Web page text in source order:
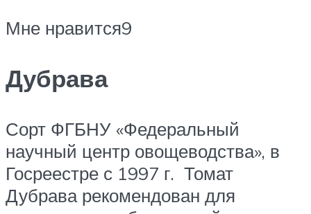
Мне нравится9
Дубрава
Сорт ФГБНУ «Федеральный
научный центр овощеводства», в
Госреестре с 1997 г. Томат
Дубрава рекомендован для